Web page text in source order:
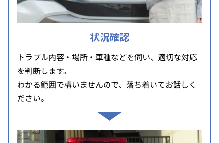
状況確認
トラブル内容・場所・車種などを伺い、適切な対応
を判断します。
わかる範囲で構いませんので、落ち着いてお話しく
ださい。